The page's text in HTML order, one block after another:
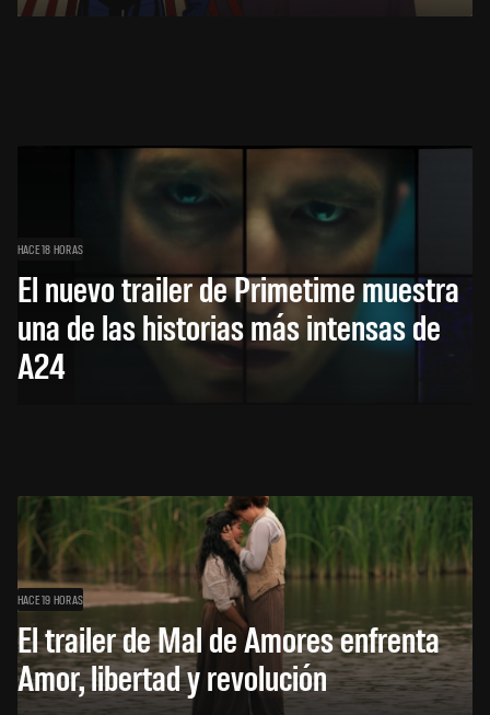
HACE 18 HORAS
El nuevo trailer de Primetime muestra
una de las historias más intensas de
A24
HACE 19 HORAS
El trailer de Mal de Amores enfrenta
Amor, libertad y revolución